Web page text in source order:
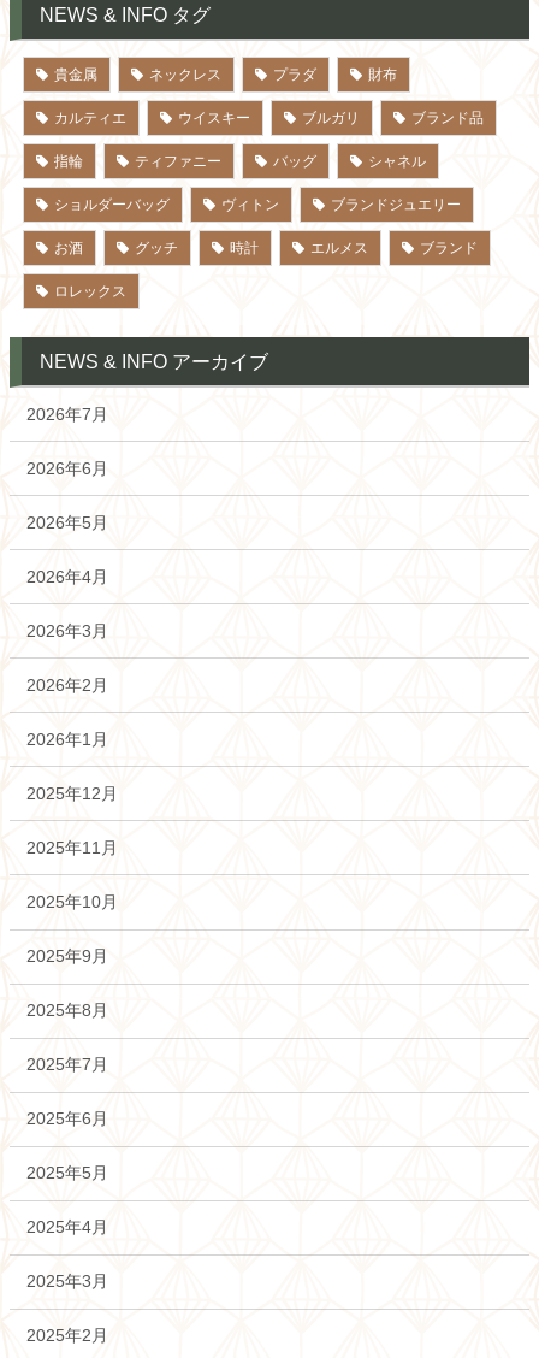
NEWS & INFO タグ
貴金属 ネックレス プラダ 財布
カルティエ ウイスキー ブルガリ ブランド品
指輪 ティファニー バッグ シャネル
ショルダーバッグ ヴィトン ブランドジュエリー
お酒 グッチ 時計 エルメス ブランド
ロレックス
NEWS & INFO アーカイブ
2026年7月
2026年6月
2026年5月
2026年4月
2026年3月
2026年2月
2026年1月
2025年12月
2025年11月
2025年10月
2025年9月
2025年8月
2025年7月
2025年6月
2025年5月
2025年4月
2025年3月
2025年2月